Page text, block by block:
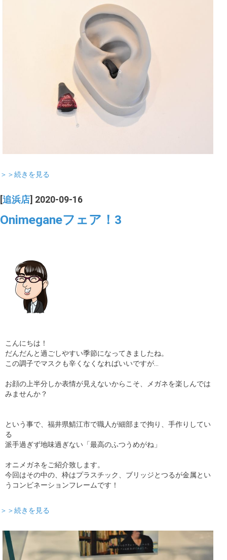
＞＞続きを見る
追浜店 ] 2020-09-16
Onimeganeフェア！3
こんにちは！
だんだんと過ごしやすい季節になってきましたね。
この調子でマスクも辛くなくなればいいですが…
お顔の上半分しか表情が見えないからこそ、メガネを楽しんでは
みませんか？
という事で、福井県鯖江市で職人が細部まで拘り、手作りしてい
る
派手過ぎず地味過ぎない「最高のふつうめがね」
オニメガネをご紹介致します。
今回はその中の、枠はプラスチック、ブリッジとつるが金属とい
うコンビネーションフレームです！
＞＞続きを見る